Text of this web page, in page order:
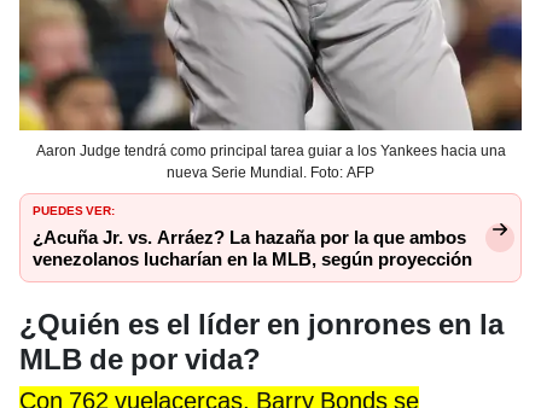
Aaron Judge tendrá como principal tarea guiar a los Yankees hacia una
nueva Serie Mundial. Foto: AFP
PUEDES VER:
¿Acuña Jr. vs. Arráez? La hazaña por la que ambos
venezolanos lucharían en la MLB, según proyección
¿Quién es el líder en jonrones en la
MLB de por vida?
Con 762 vuelacercas, Barry Bonds se